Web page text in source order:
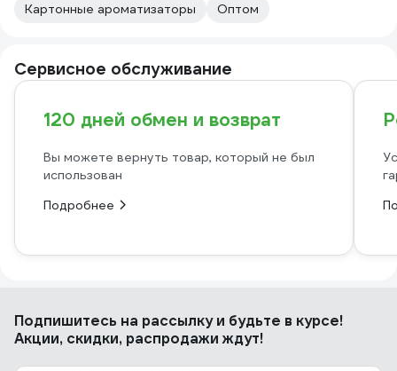
Картонные ароматизаторы
Оптом
Сервисное обслуживание
120 дней обмен и возврат
Вы можете вернуть товар, который не был
использован
Подробнее
Подпишитесь на рассылкуи будьте в курсе!
Акции, скидки, распродажи ждут!